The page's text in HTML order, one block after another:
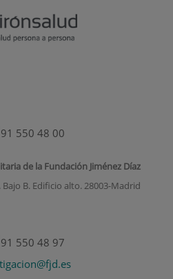
91 550 48 00
de la Fundación Jiménez Díaz
B. Edificio alto. 28003-Madrid
91 550 48 97